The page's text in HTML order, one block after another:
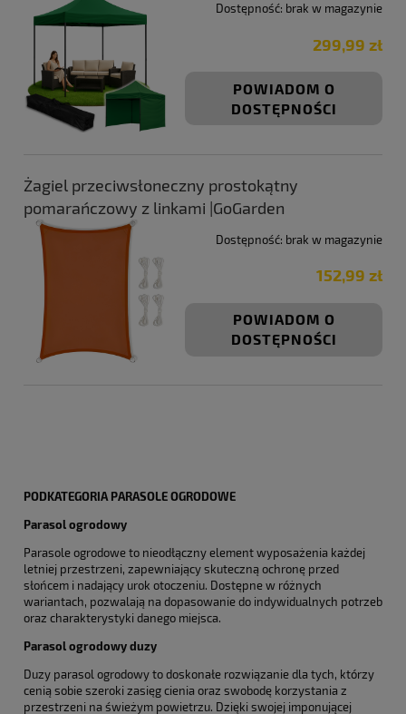
Dostępność: brak w magazynie
299,99 zł
POWIADOM O
DOSTĘPNOŚCI
Żagiel przeciwsłoneczny prostokątny
pomarańczowy z linkami |GoGarden
Dostępność: brak w magazynie
152,99 zł
POWIADOM O
DOSTĘPNOŚCI
PODKATEGORIA PARASOLE OGRODOWE
Parasol ogrodowy
Parasole ogrodowe to nieodłączny element wyposażenia każdej
letniej przestrzeni, zapewniający skuteczną ochronę przed
słońcem i nadający urok otoczeniu. Dostępne w różnych
wariantach, pozwalają na dopasowanie do indywidualnych potrzeb
oraz charakterystyki danego miejsca.
Parasol ogrodowy duzy
Duzy parasol ogrodowy to doskonałe rozwiązanie dla tych, którzy
cenią sobie szeroki zasięg cienia oraz swobodę korzystania z
przestrzeni na świeżym powietrzu. Dzięki swojej imponującej